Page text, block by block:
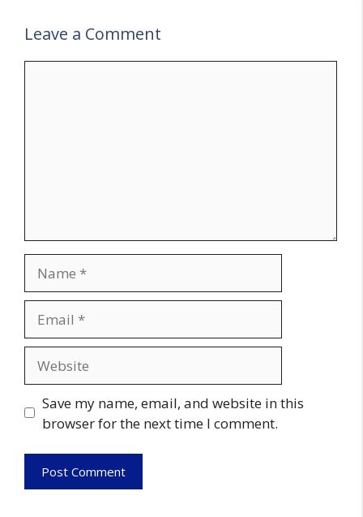
Leave a Comment
Save my name, email, and website in this
browser for the next time I comment.